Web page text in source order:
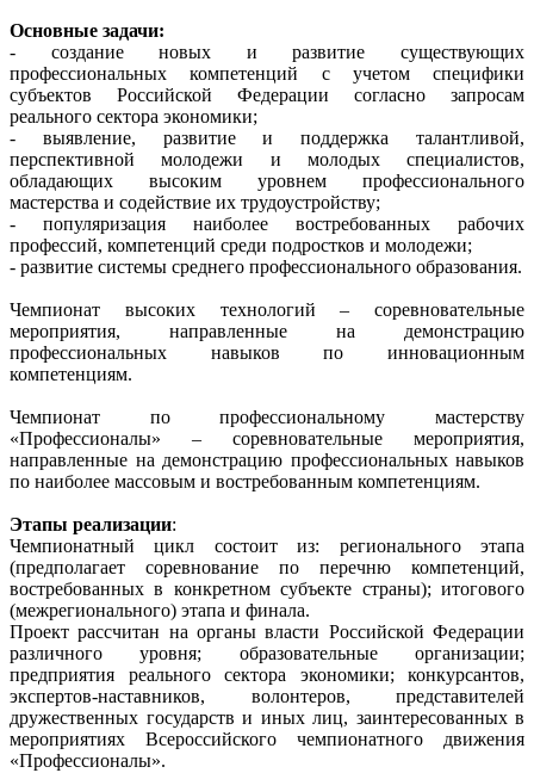
Основные задачи:
- создание новых и развитие существующих
профессиональных компетенций с учетом специфики
субъектов Российской Федерации согласно запросам
реального сектора экономики;
- выявление, развитие и поддержка талантливой,
перспективной молодежи и молодых специалистов,
обладающих высоким уровнем профессионального
мастерства и содействие их трудоустройству;
- популяризация наиболее востребованных рабочих
профессий, компетенций среди подростков и молодежи;
- развитие системы среднего профессионального образования.
Чемпионат высоких технологий ‒ соревновательные
мероприятия, направленные на демонстрацию
профессиональных навыков по инновационным
компетенциям.
Чемпионат по профессиональному мастерству
«Профессионалы» ‒ соревновательные мероприятия,
направленные на демонстрацию профессиональных навыков
по наиболее массовым и востребованным компетенциям.
Этапы реализации:
Чемпионатный цикл состоит из: регионального этапа
(предполагает соревнование по перечню компетенций,
востребованных в конкретном субъекте страны); итогового
(межрегионального) этапа и финала.
Проект рассчитан на органы власти Российской Федерации
различного уровня; образовательные организации;
предприятия реального сектора экономики; конкурсантов,
экспертов-наставников, волонтеров, представителей
дружественных государств и иных лиц, заинтересованных в
мероприятиях Всероссийского чемпионатного движения
«Профессионалы».